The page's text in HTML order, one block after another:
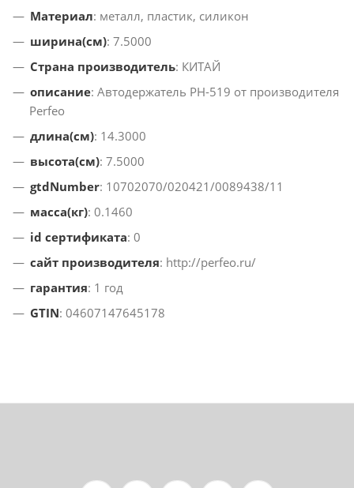
Материал: металл, пластик, силикон
ширина(см): 7.5000
Страна производитель: КИТАЙ
описание: Автодержатель PH-519 от производителя
Perfeo
длина(см): 14.3000
высота(см): 7.5000
gtdNumber: 10702070/020421/0089438/11
масса(кг): 0.1460
id сертификата: 0
сайт производителя: http://perfeo.ru/
гарантия: 1 год
GTIN: 04607147645178